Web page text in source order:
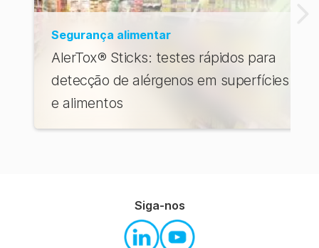
Segurança alimentar
AlerTox® Sticks: testes rápidos para
detecção de alérgenos em superfícies
e alimentos
Siga-nos